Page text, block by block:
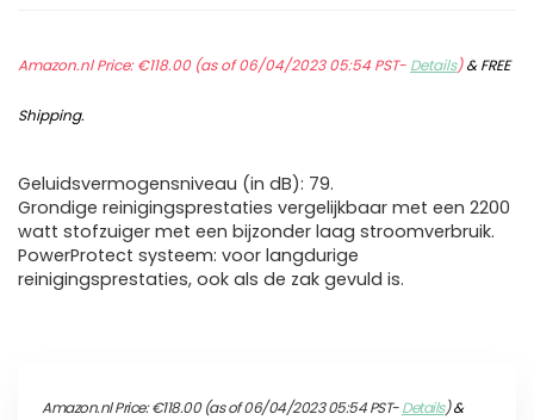
Amazon.nl Price:€118.00(as of 06/04/2023 05:54 PST- Details)&FREE
Shipping.
Geluidsvermogensniveau (in dB): 79.
Grondige reinigingsprestaties vergelijkbaar met een 2200
watt stofzuiger met een bijzonder laag stroomverbruik.
PowerProtect systeem: voor langdurige
reinigingsprestaties, ook als de zak gevuld is.
Amazon.nl Price:€118.00(as of 06/04/2023 05:54 PST-Details)&